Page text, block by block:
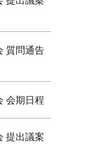
質問通告
会期日程
提出議案